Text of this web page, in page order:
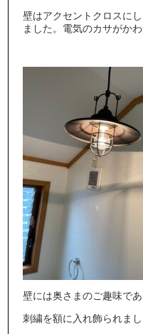
壁はアクセントクロスに
ました。電気のカサがか
壁には奥さまのご趣味で
刺繍を額に入れ飾られまし